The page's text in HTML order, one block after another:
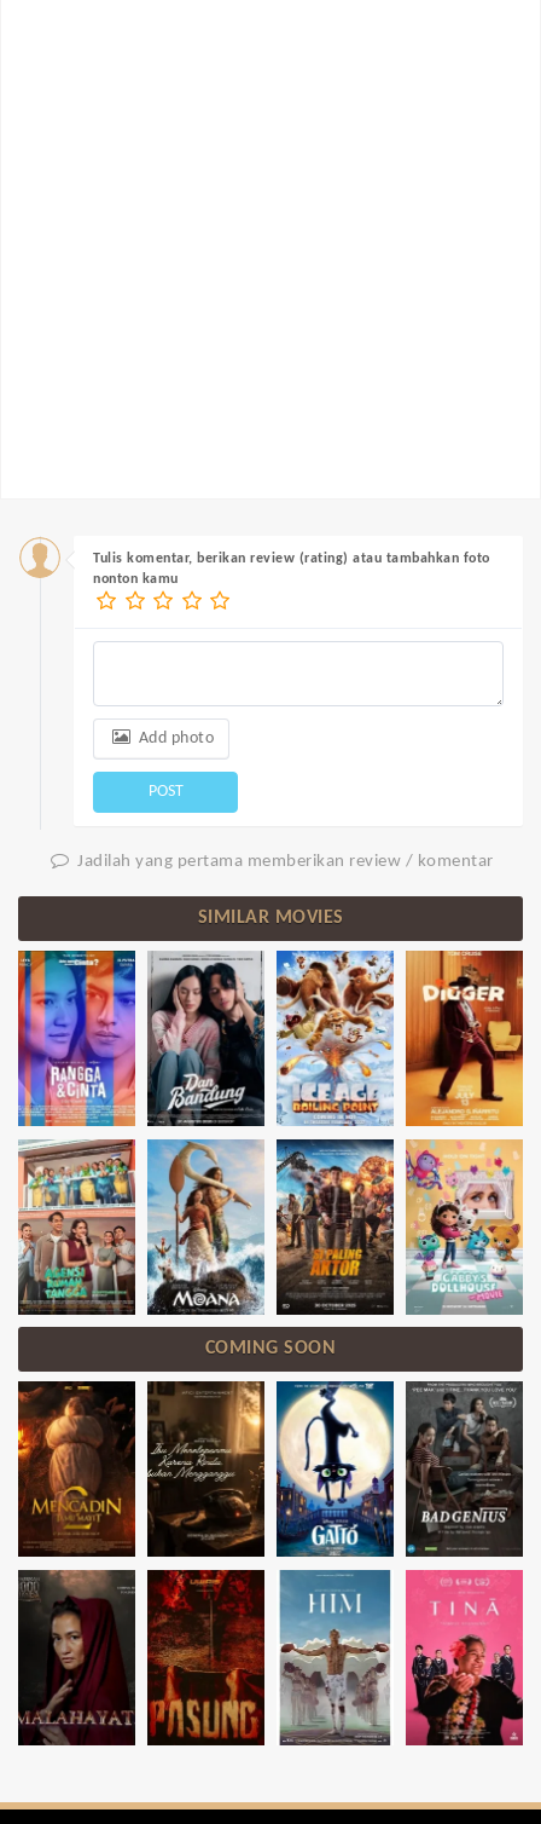
Tulis komentar, berikan review (rating) atau tambahkan foto
nonton kamu
Add photo
POST
Jadilah yang pertama memberikan review / komentar
SIMILAR MOVIES
COMING SOON